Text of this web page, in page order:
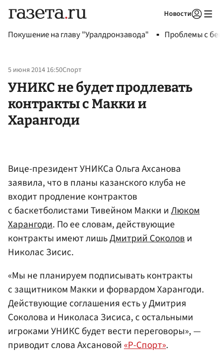
Новости
Покушение на главу "Уралдронзавода" Проблемы с
5 июня 2014 16:50Спорт
УНИКС не будет продлевать
контракты с Макки и
Харангоди
Вице-президент УНИКСа Ольга Ахсанова
заявила, что в планы казанского клуба не
входит продление контрактов
с баскетболистами Тивейном Макки иЛюком
Харангоди. По ее словам, действующие
контракты имеют лишьДмитрий Соколови
Николас Зисис.
«Мы не планируем подписывать контракты
с защитником Макки и форвардом Харангоди.
Действующие соглашения есть у Дмитрия
Соколова и Николаса Зисиса, с остальными
игроками УНИКС будет вести переговоры», —
приводит слова Ахсановой«Р-Спорт».